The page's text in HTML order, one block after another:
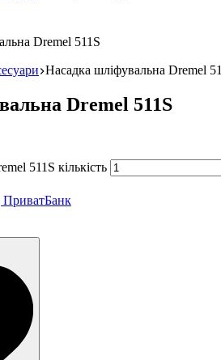
Насадка шліфувальна Dremel
Dremel 511S
511S кількість